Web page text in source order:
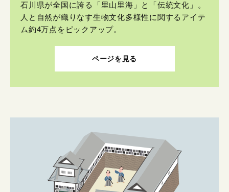
石川県が全国に誇る「里山里海」と「伝統文化」。
人と自然が織りなす生物文化多様性に関するアイテ
ム約4万点をピックアップ。
ページを見る